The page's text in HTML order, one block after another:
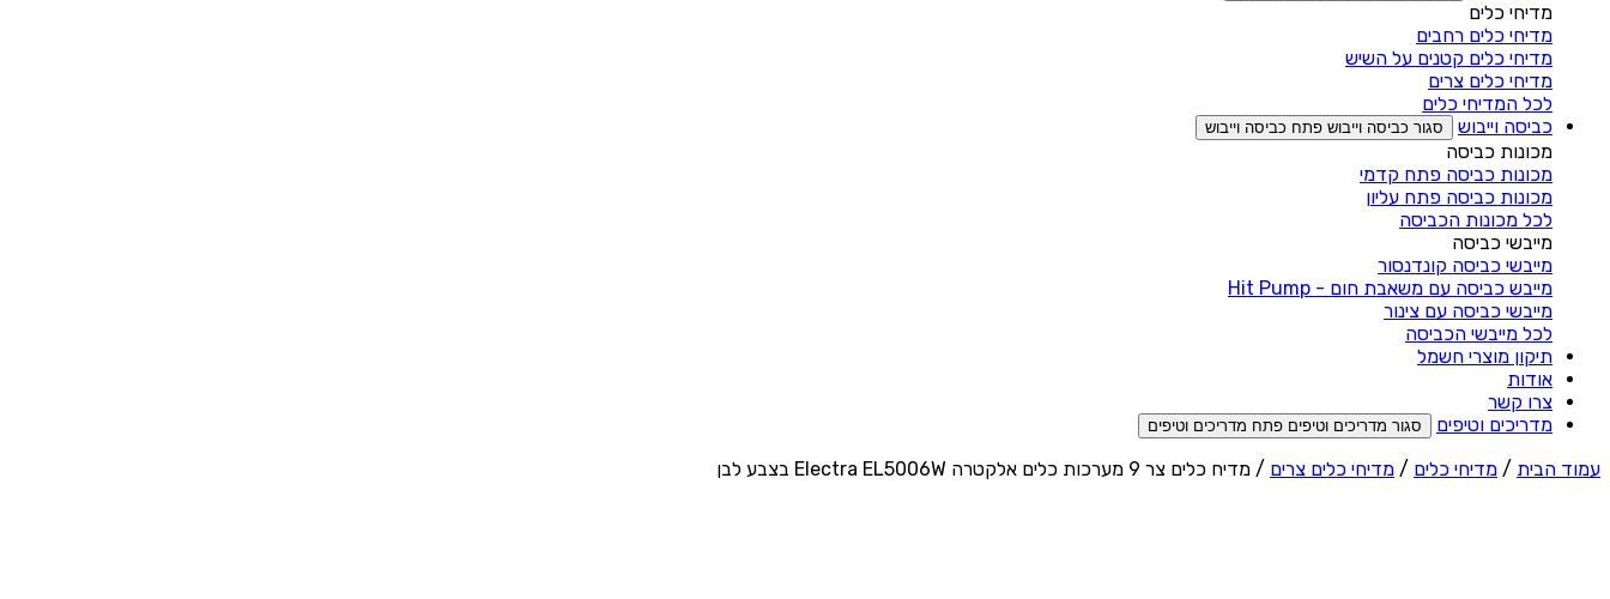
מדיחי כלים
מדיחי כלים רחבים
מדיחי כלים קטנים על השיש
מדיחי כלים צרים
לכל המדיחי כלים
כביסה וייבוש
סגור כביסה וייבוש פתח כביסה וייבוש
מכונות כביסה
מכונות כביסה פתח קדמי
מכונות כביסה פתח עליון
לכל מכונות הכביסה
מייבשי כביסה
מייבשי כביסה קונדנסור
מייבש כביסה עם משאבת חום - Hit Pump
מייבשי כביסה עם צינור
לכל מייבשי הכביסה
תיקון מוצרי חשמל
אודות
צרו קשר
מדריכים וטיפים
סגור מדריכים וטיפים פתח מדריכים וטיפים
עמוד הבית / מדיחי כלים / מדיחי כלים צרים / מדיח כלים צר 9 מערכות כלים אלקטרה Electra EL5006W בצבע לבן